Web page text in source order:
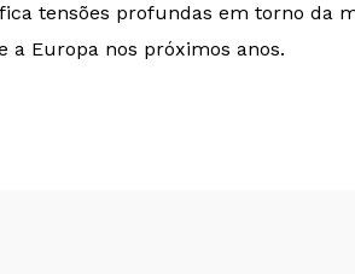
tensões profundas em torno da
a Europa nos próximos anos.